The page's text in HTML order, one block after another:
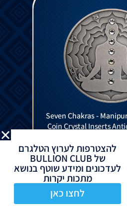
Seven Chakras -
Coin Crystal Inserts
להצטרפות לערוץ הטלגרם
של BULLION CLUB
לעדכונים ומידע שוטף בנושא
מתכות יקרות
לחצו כאן